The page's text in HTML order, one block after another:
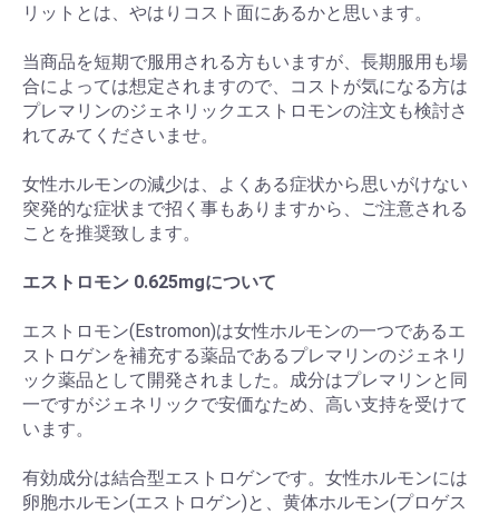
リットとは、やはりコスト面にあるかと思います。
当商品を短期で服用される方もいますが、長期服用も場
合によっては想定されますので、コストが気になる方は
プレマリンのジェネリックエストロモンの注文も検討さ
れてみてくださいませ。
女性ホルモンの減少は、よくある症状から思いがけない
突発的な症状まで招く事もありますから、ご注意される
ことを推奨致します。
エストロモン 0.625mgについて
エストロモン(Estromon)は女性ホルモンの一つであるエ
ストロゲンを補充する薬品であるプレマリンのジェネリ
ック薬品として開発されました。成分はプレマリンと同
一ですがジェネリックで安価なため、高い支持を受けて
います。
有効成分は結合型エストロゲンです。女性ホルモンには
卵胞ホルモン(エストロゲン)と、黄体ホルモン(プロゲス